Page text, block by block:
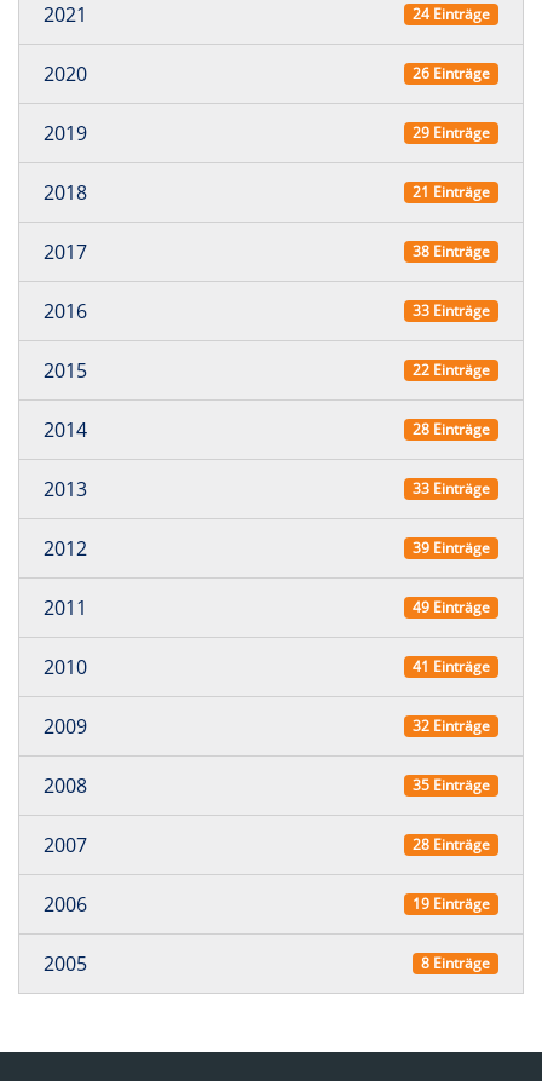
2021 24 Einträge
2020 26 Einträge
2019 29 Einträge
2018 21 Einträge
2017 38 Einträge
2016 33 Einträge
2015 22 Einträge
2014 28 Einträge
2013 33 Einträge
2012 39 Einträge
2011 49 Einträge
2010 41 Einträge
2009 32 Einträge
2008 35 Einträge
2007 28 Einträge
2006 19 Einträge
2005 8 Einträge